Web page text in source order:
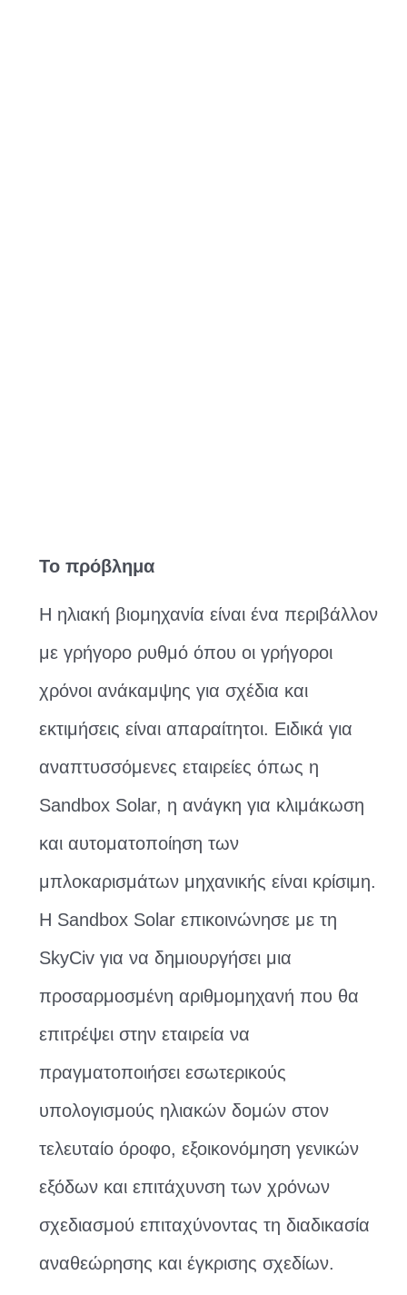
Το πρόβλημα
Η ηλιακή βιομηχανία είναι ένα περιβάλλον
με γρήγορο ρυθμό όπου οι γρήγοροι
χρόνοι ανάκαμψης για σχέδια και
εκτιμήσεις είναι απαραίτητοι. Ειδικά για
αναπτυσσόμενες εταιρείες όπως η
Sandbox Solar, η ανάγκη για κλιμάκωση
και αυτοματοποίηση των
μπλοκαρισμάτων μηχανικής είναι κρίσιμη.
Η Sandbox Solar επικοινώνησε με τη
SkyCiv για να δημιουργήσει μια
προσαρμοσμένη αριθμομηχανή που θα
επιτρέψει στην εταιρεία να
πραγματοποιήσει εσωτερικούς
υπολογισμούς ηλιακών δομών στον
τελευταίο όροφο, εξοικονόμηση γενικών
εξόδων και επιτάχυνση των χρόνων
σχεδιασμού επιταχύνοντας τη διαδικασία
αναθεώρησης και έγκρισης σχεδίων.